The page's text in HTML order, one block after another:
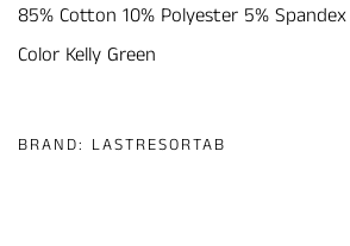
85% Cotton 10% Polyester 5% Spandex
Color Kelly Green
BRAND: LASTRESORTAB